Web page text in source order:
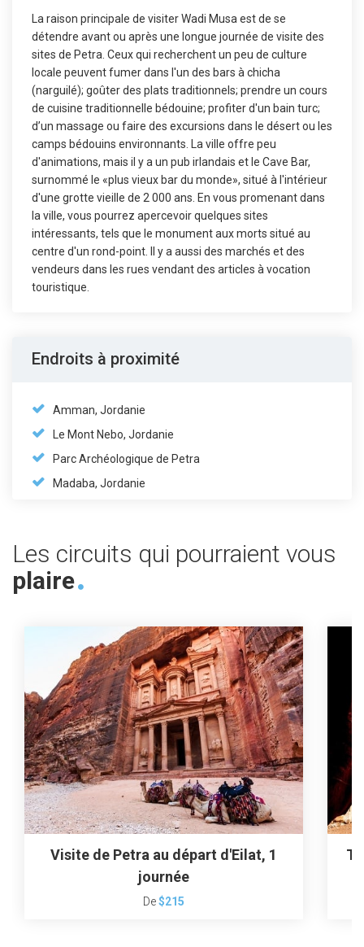
La raison principale de visiter Wadi Musa est de se
détendre avant ou après une longue journée de visite des
sites de Petra. Ceux qui recherchent un peu de culture
locale peuvent fumer dans l'un des bars à chicha
(narguilé); goûter des plats traditionnels; prendre un cours
de cuisine traditionnelle bédouine; profiter d'un bain turc;
d’un massage ou faire des excursions dans le désert ou les
camps bédouins environnants. La ville offre peu
d'animations, mais il y a un pub irlandais et le Cave Bar,
surnommé le «plus vieux bar du monde», situé à l'intérieur
d'une grotte vieille de 2 000 ans. En vous promenant dans
la ville, vous pourrez apercevoir quelques sites
intéressants, tels que le monument aux morts situé au
centre d'un rond-point. Il y a aussi des marchés et des
vendeurs dans les rues vendant des articles à vocation
touristique.
Endroits à proximité
Amman, Jordanie
Le Mont Nebo, Jordanie
Parc Archéologique de Petra
Madaba, Jordanie
Les circuits qui pourraient vous
plaire
Visite de Petra au départ d'Eilat, 1
journée
De$215